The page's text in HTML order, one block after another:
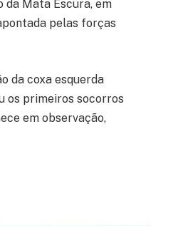
da Mata Escura, em
pelas forças
da coxa esquerda
os primeiros socorros
em observação,